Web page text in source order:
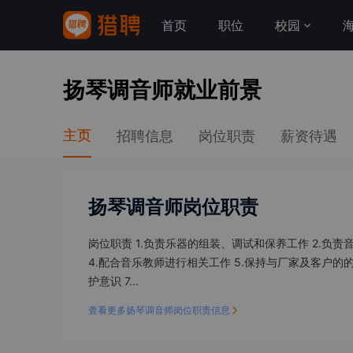
首页 职位 校园
扬琴调音师就业前景
主页 招聘信息 岗位职责 薪资待遇
扬琴调音师岗位职责
岗位职责 1.负责乐器的组装、调试和保养工作 2.负
4.配合音乐教师进行相关工作 5.保持与厂家及客户的
护意识 7...
查看更多扬琴调音师岗位职责信息